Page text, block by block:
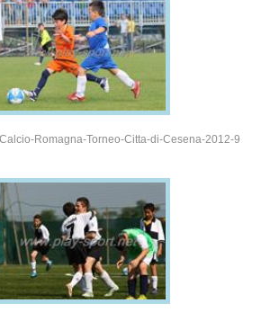
Romagna-Torneo-Citta-di-Cesena-2012-9